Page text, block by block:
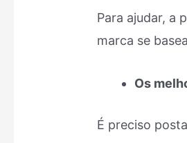
Para ajudar, a
marca se
Os
É preciso